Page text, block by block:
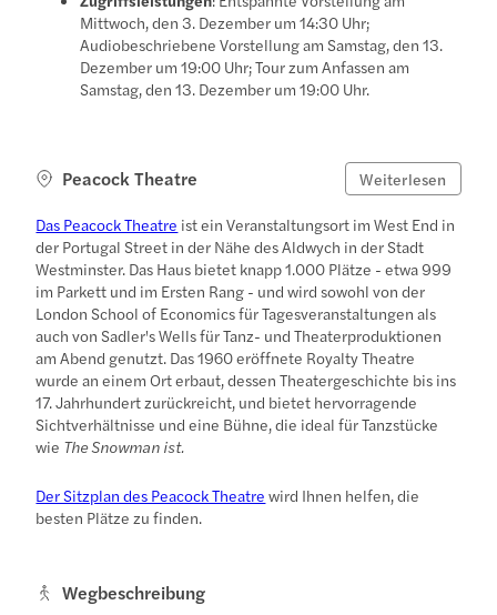
Mittwoch, den 3. Dezember um 14:30 Uhr;
Audiobeschriebene Vorstellung am Samstag, den 13.
Dezember um 19:00 Uhr; Tour zum Anfassen am
Samstag, den 13. Dezember um 19:00 Uhr.
Peacock Theatre Weiterlesen
Das Peacock Theatre ist ein Veranstaltungsort im West End in
der Portugal Street in der Nähe des Aldwych in der Stadt
Westminster. Das Haus bietet knapp 1.000 Plätze - etwa 999
im Parkett und im Ersten Rang - und wird sowohl von der
London School of Economics für Tagesveranstaltungen als
auch von Sadler's Wells für Tanz- und Theaterproduktionen
am Abend genutzt. Das 1960 eröffnete Royalty Theatre
wurde an einem Ort erbaut, dessen Theatergeschichte bis ins
17. Jahrhundert zurückreicht, und bietet hervorragende
Sichtverhältnisse und eine Bühne, die ideal für Tanzstücke
wie The Snowman ist.
Der Sitzplan des Peacock Theatre wird Ihnen helfen, die
besten Plätze zu finden.
Wegbeschreibung